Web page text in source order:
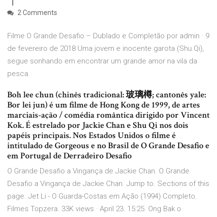
2 Comments
Filme O Grande Desafio – Dublado e Completão por admin · 9
de fevereiro de 2018 Uma jovem e inocente garota (Shu Qi),
segue sonhando em encontrar um grande amor na vila da
pesca.
Boh lee chun (chinês tradicional: 玻璃樽; cantonês yale:
Bor lei jun) é um filme de Hong Kong de 1999, de artes
marciais-ação / comédia romântica dirigido por Vincent
Kok. É estrelado por Jackie Chan e Shu Qi nos dois
papéis principais. Nos Estados Unidos o filme é
intitulado de Gorgeous e no Brasil de O Grande Desafio e
em Portugal de Derradeiro Desafio
O Grande Desafio a Vingança de Jackie Chan. O Grande
Desafio a Vingança de Jackie Chan. Jump to. Sections of this
page. Jet Li - O Guarda-Costas em Ação (1994) Completo.
Filmes Topzera. 33K views · April 23. 15:25. Ong Bak o